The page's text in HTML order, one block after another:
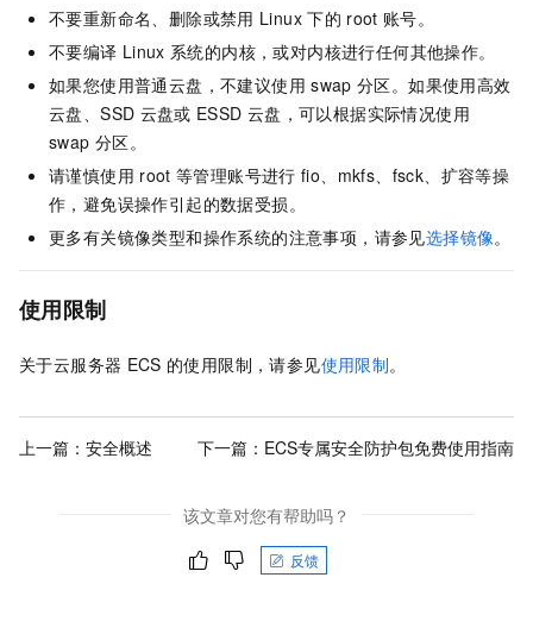
不要重新命名、删除或禁用 Linux 下的 root 账号。
不要编译 Linux 系统的内核，或对内核进行任何其他操作。
如果您使用普通云盘，不建议使用 swap 分区。如果使用高效
云盘、SSD 云盘或 ESSD 云盘，可以根据实际情况使用
swap 分区。
请谨慎使用 root 等管理账号进行 fio、mkfs、fsck、扩容等操
作，避免误操作引起的数据受损。
更多有关镜像类型和操作系统的注意事项，请参见选择镜像。
使用限制
关于云服务器 ECS 的使用限制，请参见使用限制。
上一篇： 安全概述 下一篇： ECS专属安全防护包免费使用指南
该文章对您有帮助吗？
反馈